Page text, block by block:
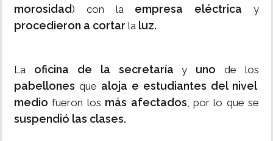
morosidad ) con la empresa eléctrica y
procedieron a cortar la luz.
La oficina de la secretaría y unode los
pabellones que aloja e estudiantes del nivel
medio fueron los más afectados, por lo que se
suspendió las clases.